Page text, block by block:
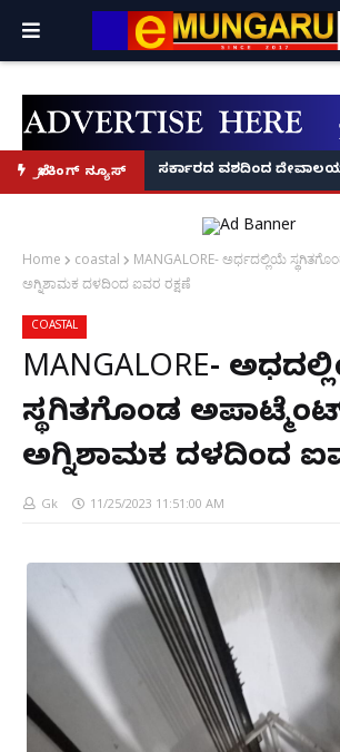
ಬ್ರೇಕಿಂಗ್ ನ್ಯೂಸ್
ಆರಂಭ' – ಸಚಿವ ಯು.ಟಿ. ಖಾದರ್ ಅಭಯ!
ಸರ್ಕಾರದ ವಶದಿಂದ
Home coastal
MANGALORE- ಅರ್ಧದಲ್ಲಿಯೆ
ಅಗ್ನಿಶಾಮಕ ದಳದಿಂದ ಐವರ ರಕ್ಷಣೆ
COASTAL
MANGALORE-
ಸ್ಥಗಿತಗೊಂಡ
ಅಗ್ನಿಶಾಮಕ ದಳದಿಂದ
Gk 11/25/2023 11:51:00 AM